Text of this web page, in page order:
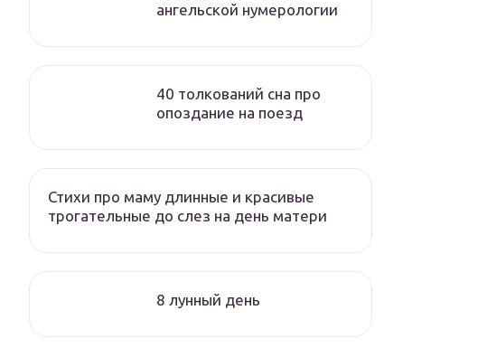
ангельской нумерологии
40 толкований сна про
опоздание на поезд
Стихи про маму длинные и красивые
трогательные до слез на день матери
8 лунный день